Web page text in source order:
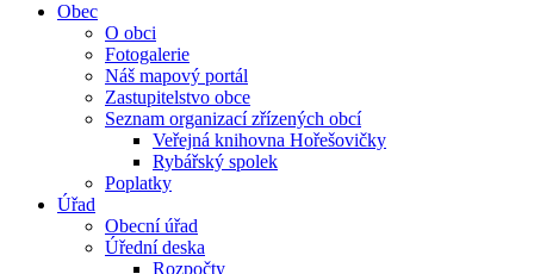
Obec
O obci
Fotogalerie
Náš mapový portál
Zastupitelstvo obce
Seznam organizací zřízených obcí
Veřejná knihovna Hořešovičky
Rybářský spolek
Poplatky
Úřad
Obecní úřad
Úřední deska
Rozpočty